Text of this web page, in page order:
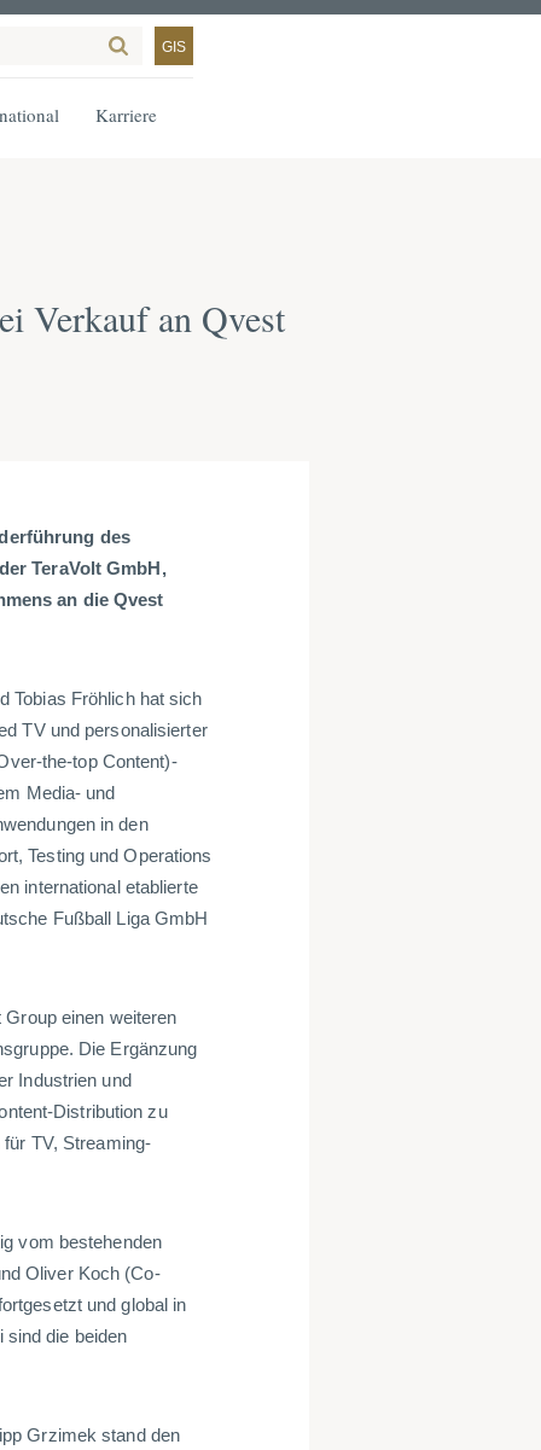
GIS
Karriere
Verkauf an Qvest
des
TeraVolt GmbH,
an die Qvest
Tobias Fröhlich hat sich
TV und personalisierter
the-top Content)-
Media- und
in den
Testing und Operations
international etablierte
Fußball Liga GmbH
einen weiteren
Die Ergänzung
Industrien und
Distribution zu
TV, Streaming-
vom bestehenden
Oliver Koch (Co-
und global in
die beiden
Grzimek stand den